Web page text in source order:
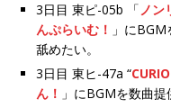
3日目 東ピ-05b 「ノン
んぷらいむ！ 」に
舐めたい。
3日目 東ヒ-47a “
ん！ 」にBGMを数曲